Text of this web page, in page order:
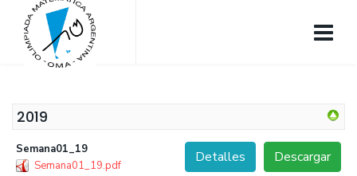
2019
Semana01_19
Semana01_19.pdf
Descargar
Detalles